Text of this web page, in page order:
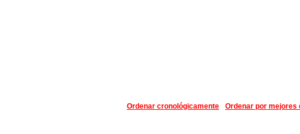
Ordenar por mejores
Ordenar cronológicamente